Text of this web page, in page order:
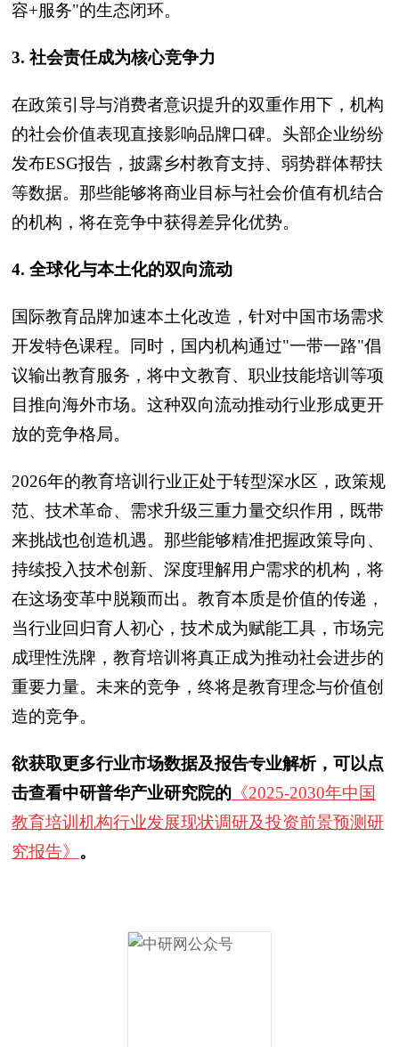
容+服务"的生态闭环。
3. 社会责任成为核心竞争力
在政策引导与消费者意识提升的双重作用下，机构
的社会价值表现直接影响品牌口碑。头部企业纷纷
发布ESG报告，披露乡村教育支持、弱势群体帮扶
等数据。那些能够将商业目标与社会价值有机结合
的机构，将在竞争中获得差异化优势。
4. 全球化与本土化的双向流动
国际教育品牌加速本土化改造，针对中国市场需求
开发特色课程。同时，国内机构通过"一带一路"倡
议输出教育服务，将中文教育、职业技能培训等项
目推向海外市场。这种双向流动推动行业形成更开
放的竞争格局。
2026年的教育培训行业正处于转型深水区，政策规
范、技术革命、需求升级三重力量交织作用，既带
来挑战也创造机遇。那些能够精准把握政策导向、
持续投入技术创新、深度理解用户需求的机构，将
在这场变革中脱颖而出。教育本质是价值的传递，
当行业回归育人初心，技术成为赋能工具，市场完
成理性洗牌，教育培训将真正成为推动社会进步的
重要力量。未来的竞争，终将是教育理念与价值创
造的竞争。
欲获取更多行业市场数据及报告专业解析，可以点
击查看中研普华产业研究院的 《2025-2030年中国
教育培训机构行业发展现状调研及投资前景预测研
究报告》 。